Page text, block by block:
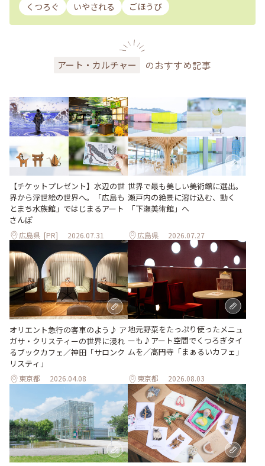
くつろぐ
いやされる ごほうび
アート・カルチャー のおすすめ記事
【チケットプレゼント】水辺の世
界から浮世絵の世界へ。「広島も
とまち水族館」ではじまるアート
さんぽ
広島県 [PR] 2026.07.31
世界で最も美しい美術館に選出。
瀬戸内の絶景に溶け込む、動く
「下瀬美術館」へ
広島県 2026.07.27
オリエント急行の客車のよう♪ ア
ガサ・クリスティーの世界に浸れ
るブックカフェ／神田「サロンク
リスティ」
東京都 2026.04.08
地元野菜をたっぷり使ったメニュ
ーも♪アート空間でくつろぎタイ
ムを／高円寺「まぁるいカフェ」
東京都 2026.08.03